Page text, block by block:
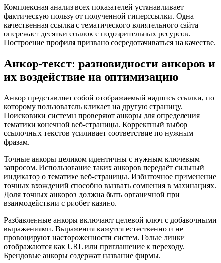
Комплексная анализ всех показателей устанавливает
фактическую пользу от полученной гиперссылки. Одна
качественная ссылка с тематического влиятельного сайта
опережает десятки ссылок с подозрительных ресурсов.
Построение профиля призвано сосредотачиваться на качестве.
Анкор‑текст: разновидности анкоров и
их воздействие на оптимизацию
Анкор представляет собой отображаемый надпись ссылки, по
которому пользователь кликает на другую страницу.
Поисковики системы проверяют анкоры для определения
тематики конечной веб-страницы. Корректный выбор
ссылочных текстов усиливает соответствие по нужным
фразам.
Точные анкоры целиком идентичны с нужным ключевым
запросом. Использование таких анкоров передаёт сильный
индикатор о тематике веб-страницы. Избыточное применение
точных вхождений способно вызвать сомнения в махинациях.
Доля точных анкоров должна быть органичной при
взаимодействии с риобет казино.
Разбавленные анкоры включают целевой ключ с добавочными
выражениями. Выражения кажутся естественно и не
провоцируют настороженности систем. Голые линки
отображаются как URL или приглашение к переходу.
Брендовые анкоры содержат название фирмы.